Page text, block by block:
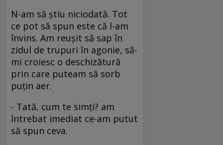
N-am să ştiu niciodată. Tot
ce pot să spun este că l-am
învins. Am reuşit să sap în
zidul de trupuri în agonie, să-
mi croiesc o deschizătură
prin care puteam să sorb
puţin aer.
- Tată, cum te simţi? am
întrebat imediat ce-am putut
să spun ceva.